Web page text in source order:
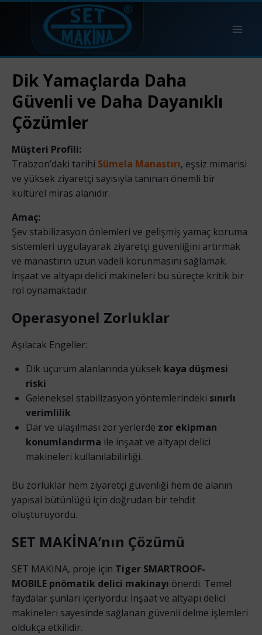
Dik Yamaçlarda Daha
Güvenli ve Daha Dayanıklı
Çözümler
Müşteri Profili:
Trabzon’daki tarihi Sümela Manastırı, eşsiz mimarisi
ve yüksek ziyaretçi sayısıyla tanınan önemli bir
kültürel miras alanıdır.
Amaç:
Şev stabilizasyon önlemleri ve gelişmiş yamaç koruma
sistemleri uygulayarak ziyaretçi güvenliğini artırmak
ve manastırın uzun vadeli korunmasını sağlamak.
İnşaat ve altyapı delici makineleri bu süreçte kritik bir
rol oynamaktadır.
Operasyonel Zorluklar
Aşılacak Engeller:
Dik uçurum alanlarında yüksek kaya düşmesi
riski
Geleneksel stabilizasyon yöntemlerindeki sınırlı
verimlilik
Dar ve ulaşılması zor yerlerde zor ekipman
konumlandırma ile inşaat ve altyapı delici
makineleri kullanılabilirliği.
Bu zorluklar hem ziyaretçi güvenliği hem de alanın
yapısal bütünlüğü için doğrudan bir tehdit
oluşturuyordu.
SET MAKİNA’nın Çözümü
SET MAKINA, proje için Tiger SMARTROOF-
MOBILE pnömatik delici makinayı önerdi. Temel
faydalar şunları içeriyordu: İnşaat ve altyapı delici
makineleri sayesinde sağlanan güvenli delme işlemleri
oldukça etkilidir.